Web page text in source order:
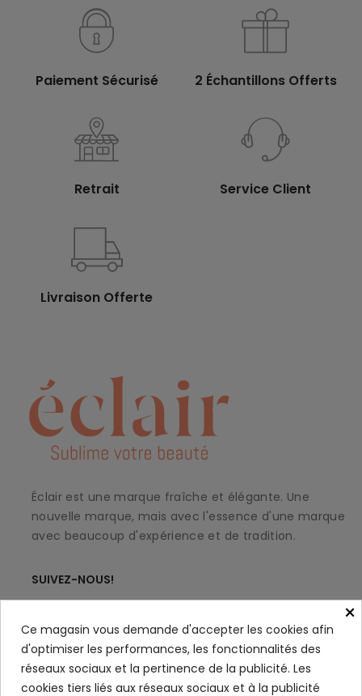
Paiement Sécurisé 2 Échantillons Offerts
Retrait Service Client
Livraison Offerte
Éclair est une marque fraîche et élégante. Une
nouvelle marque, mais avec l'essence d'une marque
avec beaucoup d'expérience et de tradition.
SUIVEZ-NOUS!
À PROPOS
×
Ce magasin vous demande d'accepter les cookies afin
d'optimiser les performances, les fonctionnalités des
réseaux sociaux et la pertinence de la publicité. Les
cookies tiers liés aux réseaux sociaux et à la publicité